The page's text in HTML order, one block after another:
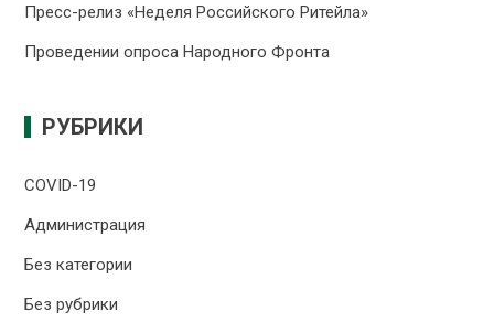
Пресс-релиз «Неделя Российского Ритейла»
Проведении опроса Народного Фронта
РУБРИКИ
COVID-19
Администрация
Без категории
Без рубрики